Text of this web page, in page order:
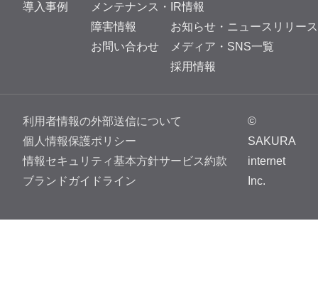
導入事例
メンテナンス・
障害情報
お問い合わせ
IR情報
お知らせ・ニュースリリース
メディア・SNS一覧
採用情報
利用者情報の外部送信について
個人情報保護ポリシー
情報セキュリティ基本方針サービス約款
ブランドガイドライン
©
SAKURA
internet
Inc.